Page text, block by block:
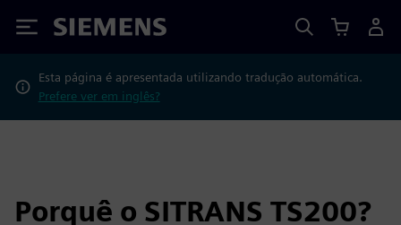
Siemens
Esta página é apresentada utilizando tradução automática.
Prefere ver em inglês?
Porquê o SITRANS TS200?